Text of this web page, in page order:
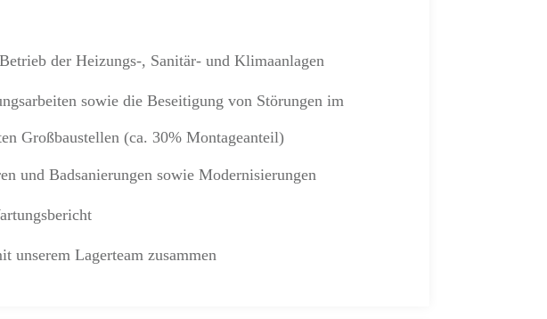
der Heizungs-, Sanitär- und Klimaanlagen
sowie die Beseitigung von Störungen im
Großbaustellen (ca. 30% Montageanteil)
und Badsanierungen sowie Modernisierungen
unserem Lagerteam zusammen